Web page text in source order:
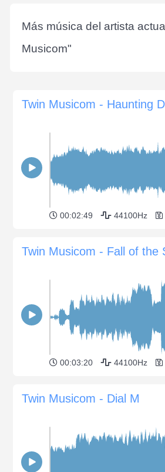
Más música del artista
Musicom"
Twin Musicom - Haunting
00:02:49 44100Hz
Twin Musicom - Fall of the
00:03:20 44100Hz
Twin Musicom - Dial M